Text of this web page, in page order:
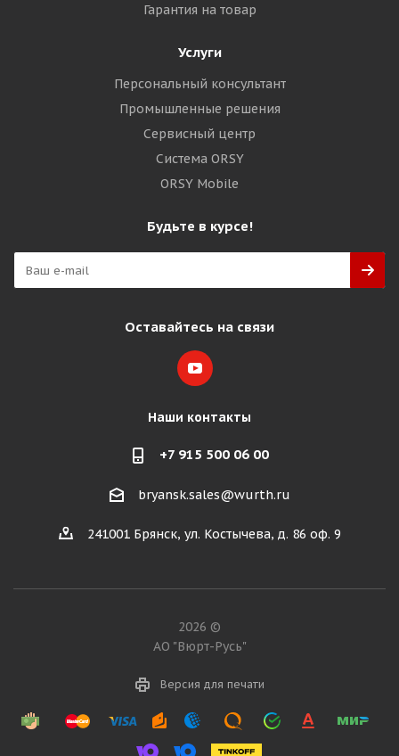
Гарантия на товар
Услуги
Персональный консультант
Промышленные решения
Сервисный центр
Система ORSY
ORSY Mobile
Будьте в курсе!
Оставайтесь на связи
Наши контакты
+7 915 500 06 00
bryansk.sales@wurth.ru
241001 Брянск, ул. Костычева, д. 86 оф. 9
2026 ©
АО "Вюрт-Русь"
Версия для печати